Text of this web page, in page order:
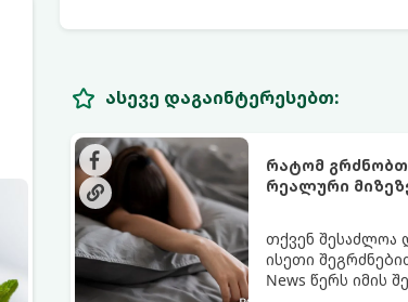
ასევე დაგაინტერესებთ:
რატომ
რეალური
თქვენ შესაძლოა
ისეთი
News წერს იმის